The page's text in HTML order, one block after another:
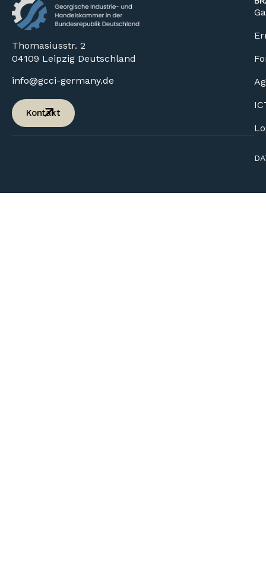
Thomasiusstr. 2
04109 Leipzig Deutschland
info@gcci-germany.de
Kontakt